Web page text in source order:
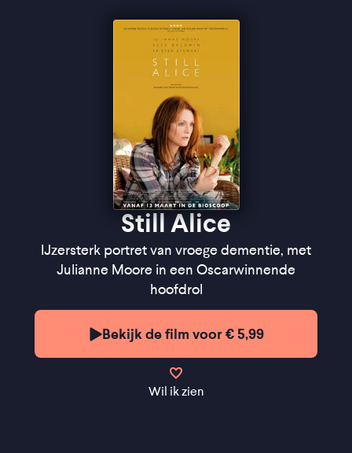
Still Alice
IJzersterk portret van vroege dementie, met
Julianne Moore in een Oscarwinnende
hoofdrol
Bekijk de film voor € 5,99
Wil ik zien